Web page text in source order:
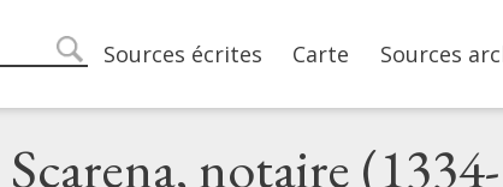
search
Main navigation
Sources écrites Carte Sources
notaire